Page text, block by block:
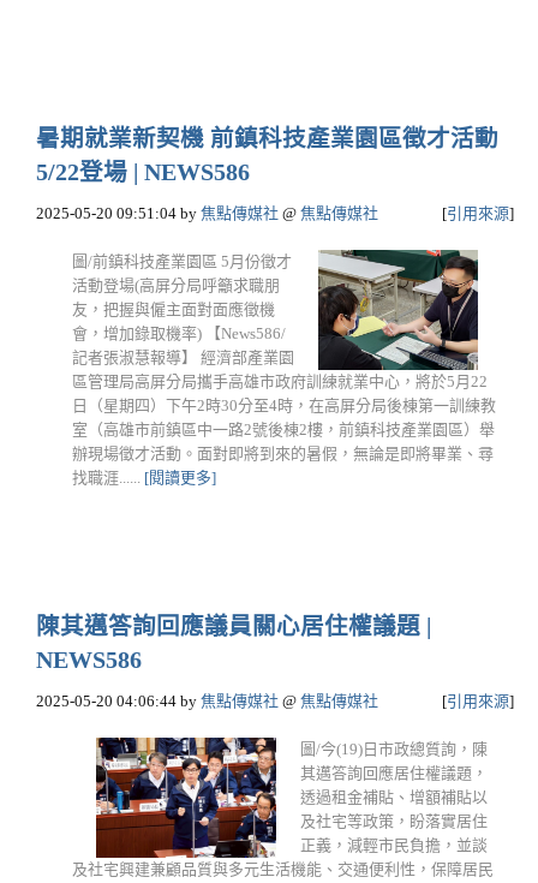
暑期就業新契機 前鎮科技產業園區徵才活動
5/22登場 | NEWS586
2025-05-20 09:51:04 by 焦點傳媒社 @ 焦點傳媒社 [引用來源]
圖/前鎮科技產業園區 5月份徵才
活動登場(高屏分局呼籲求職朋
友，把握與僱主面對面應徵機
會，增加錄取機率) 【News586/
記者張淑慧報導】 經濟部產業園
區管理局高屏分局攜手高雄市政府訓練就業中心，將於5月22
日（星期四）下午2時30分至4時，在高屏分局後棟第一訓練教
室（高雄市前鎮區中一路2號後棟2樓，前鎮科技產業園區）舉
辦現場徵才活動。面對即將到來的暑假，無論是即將畢業、尋
找職涯...... [閱讀更多]
陳其邁答詢回應議員關心居住權議題 |
NEWS586
2025-05-20 04:06:44 by 焦點傳媒社 @ 焦點傳媒社 [引用來源]
圖/今(19)日市政總質詢，陳
其邁答詢回應居住權議題，
透過租金補貼、增額補貼以
及社宅等政策，盼落實居住
正義，減輕市民負擔，並談
及社宅興建兼顧品質與多元生活機能、交通便利性，保障居民